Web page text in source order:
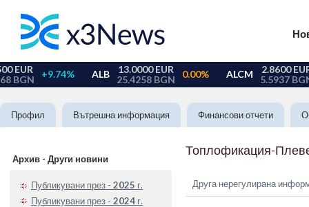
Профил Вътрешна информация Финансови отчети
Архив - Други новини
Публикувани през - 2025 г.
Публикувани през - 2024 г.
Топлофикация-
Друга нерегулирана